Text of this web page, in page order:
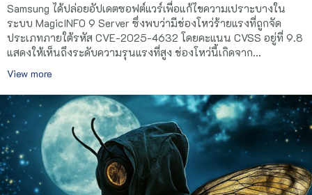
Samsung ได้ปล่อยอัปเดตซอฟต์แวร์เพื่อแก้ไขความเปราะบางใน
ระบบ MagicINFO 9 Server ซึ่งพบว่ามีช่องโหว่ร้ายแรงที่ถูกจัด
ประเภทภายใต้รหัส CVE-2025-4632 โดยคะแนน CVSS อยู่ที่ 9.8
แสดงให้เห็นถึงระดับความรุนแรงที่สูง ช่องโหว่นี้เกิดจาก...
View more